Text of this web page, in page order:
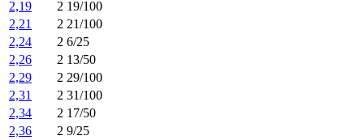
2,19
2 19/100
2,21
2 21/100
2,24
2 6/25
2,26
2 13/50
2,29
2 29/100
2,31
2 31/100
2,34
2 17/50
2,36
2 9/25